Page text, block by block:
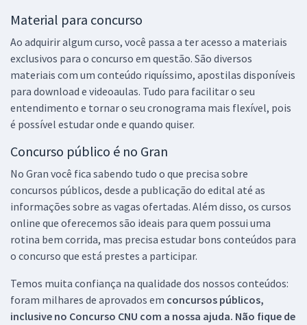
Material para concurso
Ao adquirir algum curso, você passa a ter acesso a materiais
exclusivos para o concurso em questão. São diversos
materiais com um conteúdo riquíssimo, apostilas disponíveis
para download e videoaulas. Tudo para facilitar o seu
entendimento e tornar o seu cronograma mais flexível, pois
é possível estudar onde e quando quiser.
Concurso público é no Gran
No Gran você fica sabendo tudo o que precisa sobre
concursos públicos, desde a publicação do edital até as
informações sobre as vagas ofertadas. Além disso, os cursos
online que oferecemos são ideais para quem possui uma
rotina bem corrida, mas precisa estudar bons conteúdos para
o concurso que está prestes a participar.
Temos muita confiança na qualidade dos nossos conteúdos:
foram milhares de aprovados em concursos públicos,
inclusive no Concurso CNU com a nossa ajuda. Não fique de